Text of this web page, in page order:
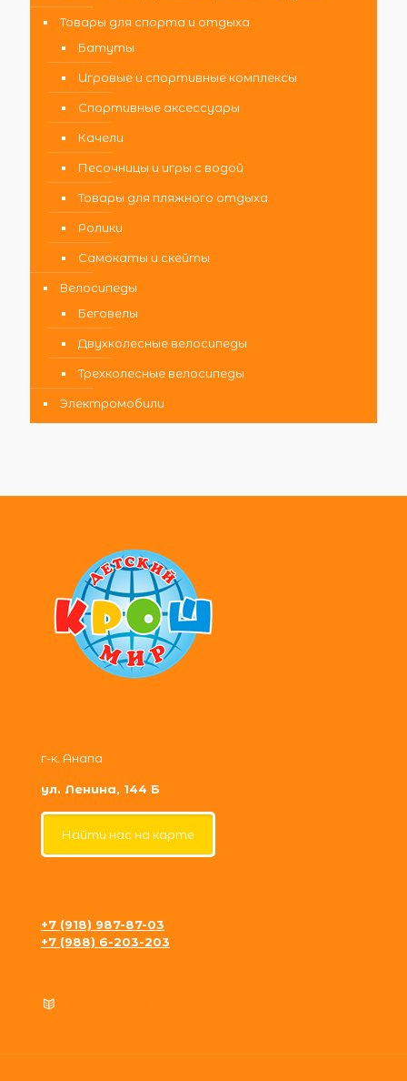
Товары для спорта и отдыха
Батуты
Игровые и спортивные комплексы
Спортивные аксессуары
Качели
Песочницы и игры с водой
Товары для пляжного отдыха
Ролики
Самокаты и скейты
Велосипеды
Беговелы
Двухколесные велосипеды
Трехколесные велосипеды
Электромобили
г-к. Анапа
ул. Ленина, 144 Б
Найти нас на карте
+7 (918) 987-87-03
+7 (988) 6-203-203